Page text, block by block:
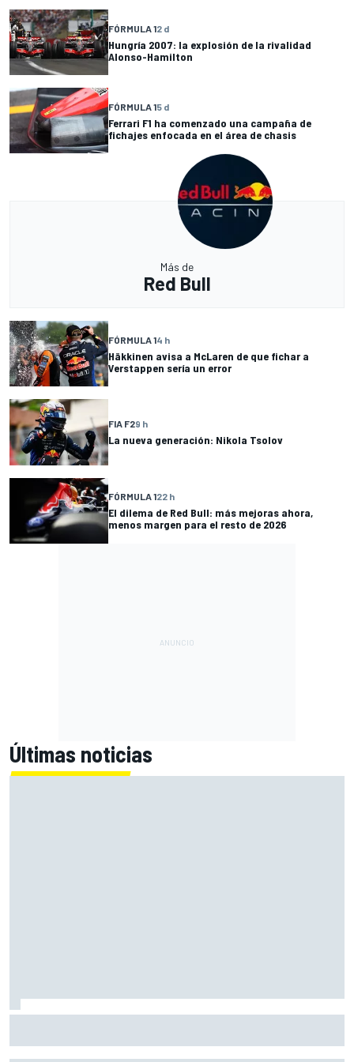
FÓRMULA 12 d
Hungría 2007: la explosión de la rivalidad
Alonso-Hamilton
FÓRMULA 15 d
Ferrari F1 ha comenzado una campaña de
fichajes enfocada en el área de chasis
Más de
Red Bull
FÓRMULA 14 h
Häkkinen avisa a McLaren de que fichar a
Verstappen sería un error
FIA F29 h
La nueva generación: Nikola Tsolov
FÓRMULA 122 h
El dilema de Red Bull: más mejoras ahora,
menos margen para el resto de 2026
Últimas noticias